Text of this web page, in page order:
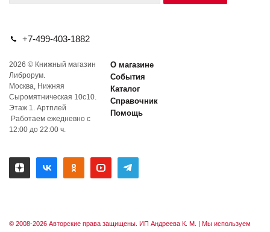
+7-499-403-1882
2026 © Книжный магазин
Либрорум.
Москва, Нижняя
Сыромятническая 10с10.
Этаж 1. Артплей
Работаем ежедневно с
12:00 до 22:00 ч.
О магазине
События
Каталог
Справочник
Помощь
© 2008-2026 Авторские права защищены. ИП Андреева К. М. | Мы используем